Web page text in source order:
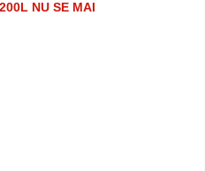
NU SE MAI